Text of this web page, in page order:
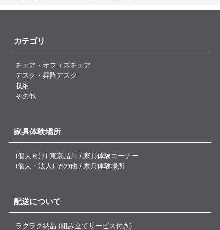
カテゴリ
チェア・オフィスチェア
デスク・昇降デスク
収納
その他
家具体験場所
(個人向け) 東京品川 / 家具体験コーナー
(個人・法人) その他 / 家具体験場所
配送について
ラクラク納品 (組み立てサービス付き)